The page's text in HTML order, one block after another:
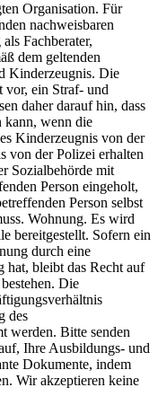
Organisation. Für
nachweisbaren
Fachberater,
dem geltenden
Kinderzeugnis. Die
vor, ein Straf- und
daher darauf hin, dass
kann, wenn die
Kinderzeugnis von der
von der Polizei erhalten
Sozialbehörde mit
Person eingeholt,
Person selbst
Wohnung. Es wird
bereitgestellt. Sofern ein
durch eine
hat, bleibt das Recht auf
Die
des
werden. Bitte senden
Ihre Ausbildungs- und
Dokumente, indem
Wir akzeptieren keine